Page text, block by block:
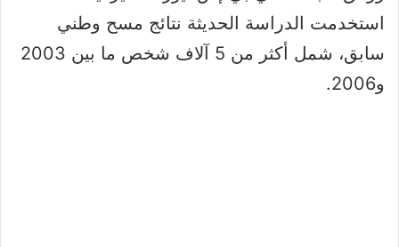
استخدمت الدراسة الحديثة نتائج مسح وطني
سابق، شمل أكثر من 5 آلاف شخص ما بين 2003
و2006.